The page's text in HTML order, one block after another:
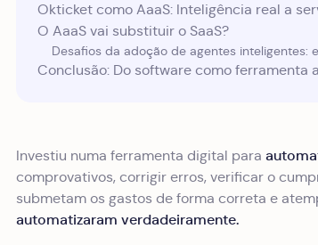
Okticket como AaaS: Inteligência real a
O AaaS vai substituir o SaaS?
Desafios da adoção de agentes inteligentes:
Conclusão: Do software como ferramenta
Investiu numa ferramenta digital para
comprovativos, corrigir erros, verificar o
submetam os gastos de forma correta e
automatizaram verdadeiramente.